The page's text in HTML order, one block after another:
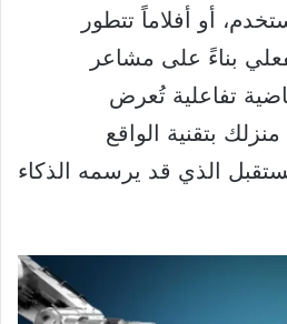
أو أفلاماً تتطور
بناءً على مشاعر
تفاعلية تُعرض
بتقنية الواقع
الذي قد يرسمه الذكاء